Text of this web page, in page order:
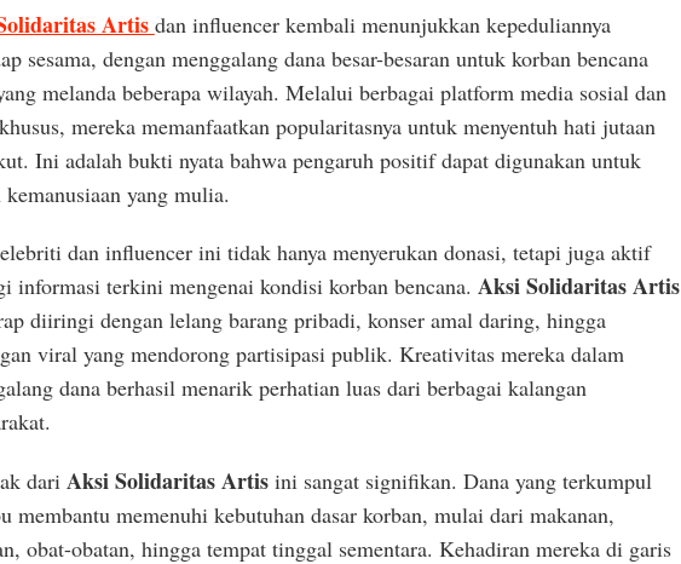
Artis dan influencer kembali menunjukkan kepeduliannya
sesama, dengan menggalang dana besar-besaran untuk korban bencana
melanda beberapa wilayah. Melalui berbagai platform media sosial dan
mereka memanfaatkan popularitasnya untuk menyentuh hati jutaan
Ini adalah bukti nyata bahwa pengaruh positif dapat digunakan untuk
yang mulia.
dan influencer ini tidak hanya menyerukan donasi, tetapi juga aktif
informasi terkini mengenai kondisi korban bencana. Aksi Solidaritas Artis
diiringi dengan lelang barang pribadi, konser amal daring, hingga
viral yang mendorong partisipasi publik. Kreativitas mereka dalam
dana berhasil menarik perhatian luas dari berbagai kalangan
dari Aksi Solidaritas Artisini sangat signifikan. Dana yang terkumpul
membantu memenuhi kebutuhan dasar korban, mulai dari makanan,
obat-obatan, hingga tempat tinggal sementara. Kehadiran mereka di garis